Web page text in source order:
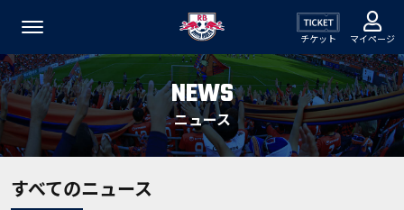
チケット マイページ
NEWS
ニュース
すべてのニュース